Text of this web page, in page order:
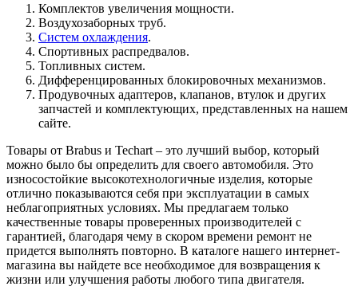
Комплектов увеличения мощности.
Воздухозаборных труб.
Систем охлаждения.
Спортивных распредвалов.
Топливных систем.
Дифференцированных блокировочных механизмов.
Продувочных адаптеров, клапанов, втулок и других
запчастей и комплектующих, представленных на нашем
сайте.
Товары от Brabus и Techart – это лучший выбор, который
можно было бы определить для своего автомобиля. Это
износостойкие высокотехнологичные изделия, которые
отлично показываются себя при эксплуатации в самых
неблагоприятных условиях. Мы предлагаем только
качественные товары проверенных производителей с
гарантией, благодаря чему в скором времени ремонт не
придется выполнять повторно. В каталоге нашего интернет-
магазина вы найдете все необходимое для возвращения к
жизни или улучшения работы любого типа двигателя.